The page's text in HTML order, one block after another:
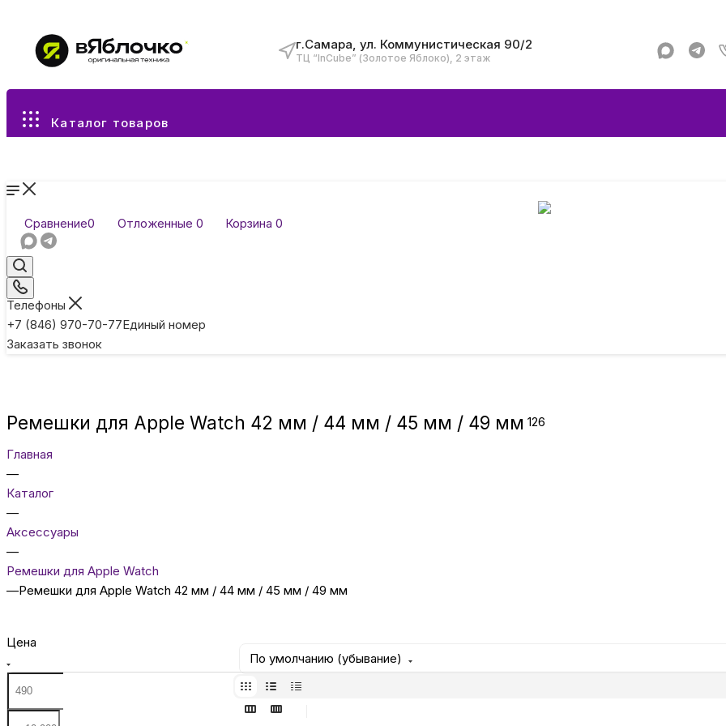
г.Самара, ул. Коммунистическая 90/2
ТЦ “InCube” (Золотое Яблоко), 2 этаж
Каталог товаров
Сравнение0 Отложенные 0 Корзина 0
Телефоны
+7 (846) 970-70-77Единый номер
Заказать звонок
Все разделы каталога
Ремешки для Apple Watch 42 мм / 44 мм / 45 мм / 49 мм 126
Главная
—
Каталог
—
Аксессуары
—
Ремешки для Apple Watch
—Ремешки для Apple Watch 42 мм / 44 мм / 45 мм / 49 мм
По умолчанию (убывание)
Цена